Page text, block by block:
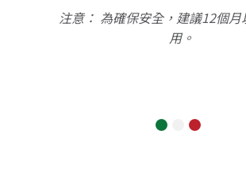
注意： 為確保安全，建議12個
用。